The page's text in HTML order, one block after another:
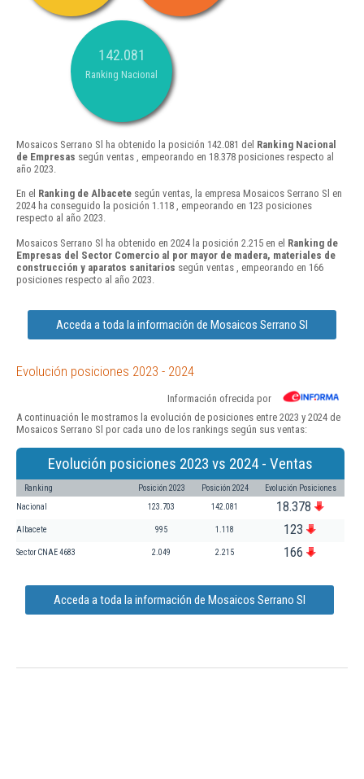
142.081
Ranking Nacional
Mosaicos Serrano Sl ha obtenido la posición 142.081 del Ranking Nacional
de Empresas según ventas , empeorando en 18.378 posiciones respecto al
año 2023.
En el Ranking de Albacete según ventas, la empresa Mosaicos Serrano Sl en
2024 ha conseguido la posición 1.118 , empeorando en 123 posiciones
respecto al año 2023.
Mosaicos Serrano Sl ha obtenido en 2024 la posición 2.215 en el Ranking de
Empresas del Sector Comercio al por mayor de madera, materiales de
construcción y aparatos sanitarios según ventas , empeorando en 166
posiciones respecto al año 2023.
Acceda a toda la información de Mosaicos Serrano Sl
Evolución posiciones 2023 - 2024
Información ofrecida por
A continuación le mostramos la evolución de posiciones entre 2023 y 2024 de
Mosaicos Serrano Sl por cada uno de los rankings según sus ventas:
Evolución posiciones 2023 vs 2024 - Ventas
Ranking Posición 2023 Posición 2024 Evolución Posiciones
Nacional 123.703 142.081 18.378
Albacete 995 1.118 123
Sector CNAE 4683 2.049 2.215 166
Acceda a toda la información de Mosaicos Serrano Sl